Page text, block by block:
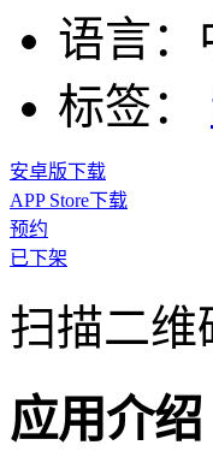
语言：
标签：
安卓版下载
APP Store下载
预约
已下架
扫描二维
应用介绍